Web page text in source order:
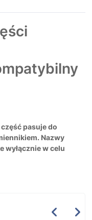
pasuje do
Nazwy
wyłącznie w celu